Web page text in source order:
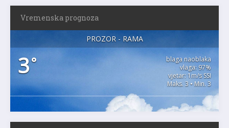
Vremenska prognoza
PROZOR - RAMA
3°
blaga naoblaka
vlaga: 97%
vjetar: 1m/s SSI
Maks. 3 • Min. 3